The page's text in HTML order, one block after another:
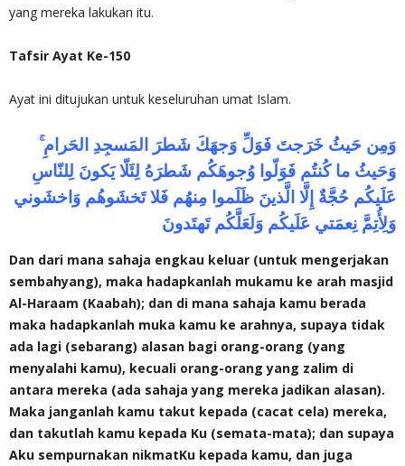
yang mereka lakukan itu.
Tafsir Ayat Ke-150
Ayat ini ditujukan untuk keseluruhan umat Islam.
وَمِن حَيثُ خَرَجتَ فَوَلِّ وَجهَكَ شَطرَ المَسجِدِ الحَرامِ ۚ
وَحَيثُ ما كُنتُم فَوَلّوا وُجوهَكُم شَطرَهُ لِئَلّا يَكونَ لِلنّاسِ
عَلَيكُم حُجَّةٌ إِلَّا الَّذينَ ظَلَموا مِنهُم فَلا تَخشَوهُم وَاخشَوني
وَلِأُتِمَّ نِعمَتي عَلَيكُم وَلَعَلَّكُم تَهتَدونَ
Dan dari mana sahaja engkau keluar (untuk mengerjakan
sembahyang), maka hadapkanlah mukamu ke arah masjid
Al-Haraam (Kaabah); dan di mana sahaja kamu berada
maka hadapkanlah muka kamu ke arahnya, supaya tidak
ada lagi (sebarang) alasan bagi orang-orang (yang
menyalahi kamu), kecuali orang-orang yang zalim di
antara mereka (ada sahaja yang mereka jadikan alasan).
Maka janganlah kamu takut kepada (cacat cela) mereka,
dan takutlah kamu kepada Ku (semata-mata); dan supaya
Aku sempurnakan nikmatKu kepada kamu, dan juga